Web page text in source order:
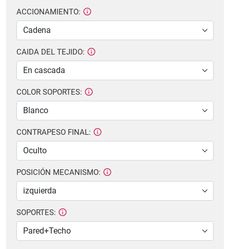
ACCIONAMIENTO:
CAIDA DEL TEJIDO:
COLOR SOPORTES:
CONTRAPESO FINAL:
POSICIÓN MECANISMO:
SOPORTES: